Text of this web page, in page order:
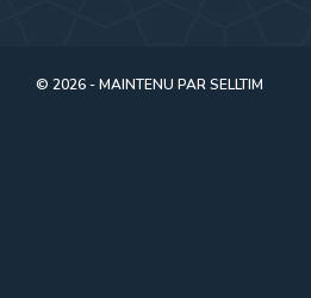
© 2026 - MAINTENU PARSELLTIM